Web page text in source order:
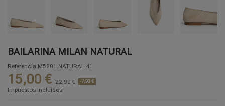
BAILARINA MILAN NATURAL
Referencia M5201.NATURAL.41
15,00 € 22,90 € -7,90 €
Impuestos incluidos